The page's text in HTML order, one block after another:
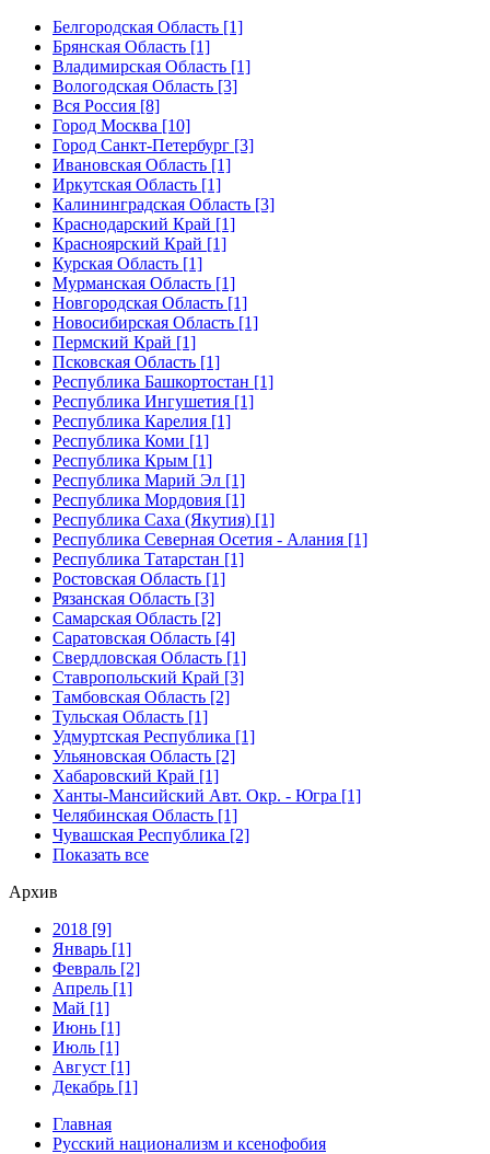
Белгородская Область [1]
Брянская Область [1]
Владимирская Область [1]
Вологодская Область [3]
Вся Россия [8]
Город Москва [10]
Город Санкт-Петербург [3]
Ивановская Область [1]
Иркутская Область [1]
Калининградская Область [3]
Краснодарский Край [1]
Красноярский Край [1]
Курская Область [1]
Мурманская Область [1]
Новгородская Область [1]
Новосибирская Область [1]
Пермский Край [1]
Псковская Область [1]
Республика Башкортостан [1]
Республика Ингушетия [1]
Республика Карелия [1]
Республика Коми [1]
Республика Крым [1]
Республика Марий Эл [1]
Республика Мордовия [1]
Республика Саха (Якутия) [1]
Республика Северная Осетия - Алания [1]
Республика Татарстан [1]
Ростовская Область [1]
Рязанская Область [3]
Самарская Область [2]
Саратовская Область [4]
Свердловская Область [1]
Ставропольский Край [3]
Тамбовская Область [2]
Тульская Область [1]
Удмуртская Республика [1]
Ульяновская Область [2]
Хабаровский Край [1]
Ханты-Мансийский Авт. Окр. - Югра [1]
Челябинская Область [1]
Чувашская Республика [2]
Показать все
Архив
2018 [9]
Январь [1]
Февраль [2]
Апрель [1]
Май [1]
Июнь [1]
Июль [1]
Август [1]
Декабрь [1]
Главная
Русский национализм и ксенофобия